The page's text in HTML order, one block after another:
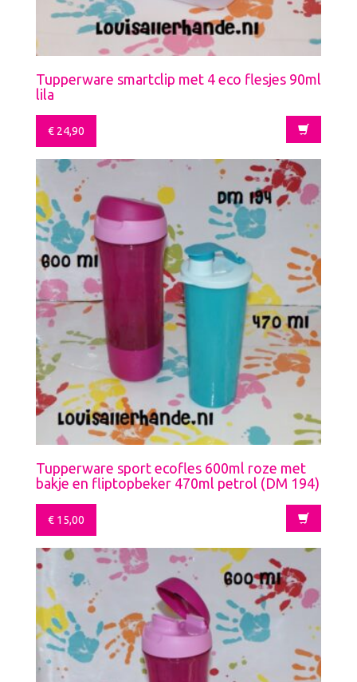
Tupperware smartclip met 4 eco flesjes 90ml
lila
€ 24,90
Tupperware sport ecofles 600ml roze met
bakje en fliptopbeker 470ml petrol (DM 194)
€ 15,00